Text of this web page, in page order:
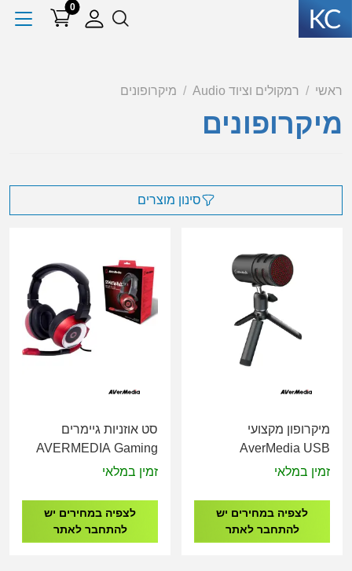
0
ראשי רמקולים וציוד Audio מיקרופונים
מיקרופונים
סינון מוצרים
מיקרופון מקצועי
AverMedia USB
Cardioid Microphone
זמין במלאי
לצפיה במחירים יש
להתחבר לאתר
סט אוזניות גיימרים
AVERMEDIA Gaming
Headset 7.1 GH337
זמין במלאי
לצפיה במחירים יש
להתחבר לאתר